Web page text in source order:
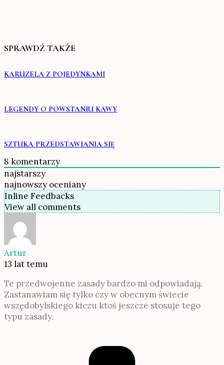
SPRAWDŹ TAKŻE
KARUZELA Z POJEDYNKAMI
LEGENDY O POWSTANIU KAWY
SZTUKA PRZEDSTAWIANIA SIĘ
8 komentarzy
najstarszy
najnowszy oceniany
Inline Feedbacks
View all comments
Artur
13 lat temu
Te przedwojenne zasady bardzo mi odpowiadają.
Zastanawiam się tylko czy w obecnym świecie
wszędobylskiego kiczu ktoś jeszcze stosuje tego
typu zasady.